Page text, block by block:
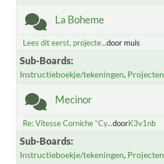
La Boheme
Lees dit eerst, projecte...door muis
Sub-Boards
Instructieboekje/tekeningen Projecten
Mecinor
Re: Vitesse Corniche “Cy...doorK3v1nb
Sub-Boards
Instructieboekje/tekeningen Projecten